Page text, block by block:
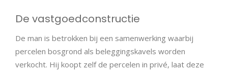
De vastgoedconstructie
De man is betrokken bij een samenwerking waarbij
percelen bosgrond als beleggingskavels worden
verkocht. Hij koopt zelf de percelen in privé, laat deze